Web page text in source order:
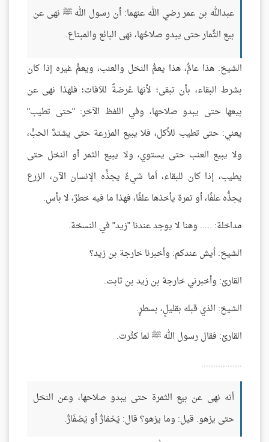
عبدالله بن عمر رضي الله عنهما: أن رسول الله ﷺ نهى عن
بيع الثِّمار حتى يبدو صلاحُها، نهى البائع والمبتاع.
الشيخ: هذا عامٌّ، هذا يعمُّ النخل والعنب، ويعمُّ غيره إذا كان
بشرط البقاء، بأن تبقى؛ لأنها عُرضةٌ للآفات؛ فلهذا نهى عن
بيعها حتى يبدو صلاحها، وفي اللفظ الآخر: "حتى تطيب"
يعني: حتى تطيب للأكل، فلا يبيع المزرعة حتى يشتدَّ الحبُّ،
ولا يبيع العنب حتى يستوي، ولا يبيع الثمر أو النخل حتى
يطيب، إذا كان للبقاء، أما شيءٌ يجذُّه الإنسان الآن، الزرع
يجذُّه علفًا، أو تمرة يأخذها علفًا، فهذا ما فيه خطرٌ، لا بأس.
مداخلة: ..... وهنا لا يوجد عندنا "زيد" في النسخة.
الشيخ: أيش عندكم: وأخبرنا خارجة بن زيد؟
القارئ: وأخبرني خارجة بن زيد بن ثابت.
الشيخ: الذي قبله بقليلٍ، بسطرٍ.
القارئ: فقال رسول الله ﷺ لما كثُرت.
.................
أنه نهى عن بيع الثمرة حتى يبدو صلاحها، وعن النخل
حتى يزهو. قيل: وما يزهو؟ قال: يَحْمَارُّ أو يَصْفَارُّ.